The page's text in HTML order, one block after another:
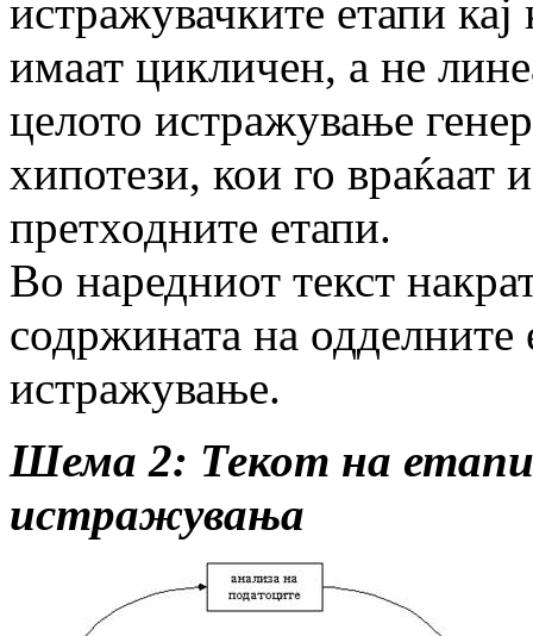
истражувачките етапи
имаат цикличен, а не
целото истражување
хипотези, кои го враќаат
претходните етапи.
Во наредниот текст
содржината на одделните
истражување.
Шема 2: Текот на
истражувања